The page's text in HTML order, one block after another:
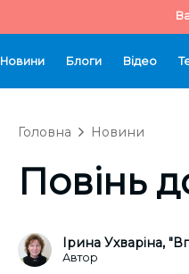
Новини Блоги Відео
Головна Новини
Повінь
Ірина Ухваріна,
Автор